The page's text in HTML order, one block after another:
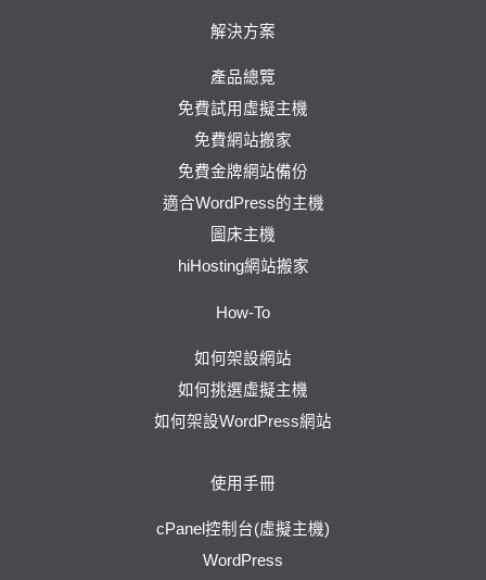
解決方案
產品總覽
免費試用虛擬主機
免費網站搬家
免費金牌網站備份
適合WordPress的主機
圖床主機
hiHosting網站搬家
How-To
如何架設網站
如何挑選虛擬主機
如何架設WordPress網站
使用手冊
cPanel控制台(虛擬主機)
WordPress